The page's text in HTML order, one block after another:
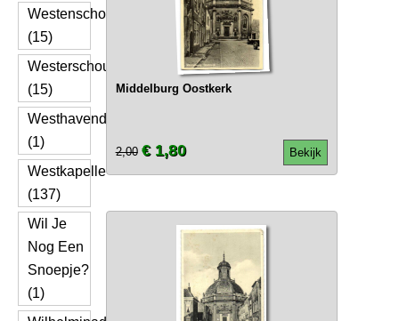
Westenschouwen
(15)
Westerschouwen
(15)
Westhavendijk
(1)
Westkapelle
(137)
Wil Je
Nog Een
Snoepje?
(1)
Middelburg Oostkerk
Bekijk
2,00 € 1,80